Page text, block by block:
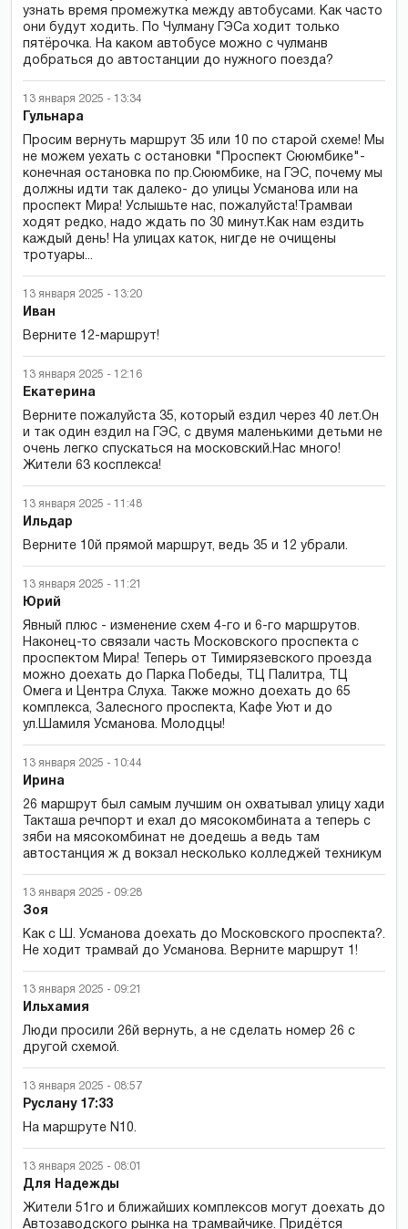
узнать время промежутка между автобусами. Как часто
они будут ходить. По Чулману ГЭСа ходит только
пятёрочка. На каком автобусе можно с чулманв
добраться до автостанции до нужного поезда?
13 января 2025 - 13:34
Гульнара
Просим вернуть маршрут 35 или 10 по старой схеме! Мы
не можем уехать с остановки "Проспект Сююмбике"-
конечная остановка по пр.Сююмбике, на ГЭС, почему мы
должны идти так далеко- до улицы Усманова или на
проспект Мира! Услышьте нас, пожалуйста!Трамваи
ходят редко, надо ждать по 30 минут.Как нам ездить
каждый день! На улицах каток, нигде не очищены
тротуары...
13 января 2025 - 13:20
Иван
Верните 12-маршрут!
13 января 2025 - 12:16
Екатерина
Верните пожалуйста 35, который ездил через 40 лет.Он
и так один ездил на ГЭС, с двумя маленькими детьми не
очень легко спускаться на московский.Нас много!
Жители 63 косплекса!
13 января 2025 - 11:48
Ильдар
Верните 10й прямой маршрут, ведь 35 и 12 убрали.
13 января 2025 - 11:21
Юрий
Явный плюс - изменение схем 4-го и 6-го маршрутов.
Наконец-то связали часть Московского проспекта с
проспектом Мира! Теперь от Тимирязевского проезда
можно доехать до Парка Победы, ТЦ Палитра, ТЦ
Омега и Центра Слуха. Также можно доехать до 65
комплекса, Залесного проспекта, Кафе Уют и до
ул.Шамиля Усманова. Молодцы!
13 января 2025 - 10:44
Ирина
26 маршрут был самым лучшим он охватывал улицу хади
Такташа речпорт и ехал до мясокомбината а теперь с
зяби на мясокомбинат не доедешь а ведь там
автостанция ж д вокзал несколько колледжей техникум
13 января 2025 - 09:28
Зоя
Как с Ш. Усманова доехать до Московского проспекта?.
Не ходит трамвай до Усманова. Верните маршрут 1!
13 января 2025 - 09:21
Ильхамия
Люди просили 26й вернуть, а не сделать номер 26 с
другой схемой.
13 января 2025 - 08:57
Руслану 17:33
На маршруте N10.
13 января 2025 - 08:01
Для Надежды
Жители 51го и ближайших комплексов могут доехать до
Автозаводского рынка на трамвайчике. Придётся